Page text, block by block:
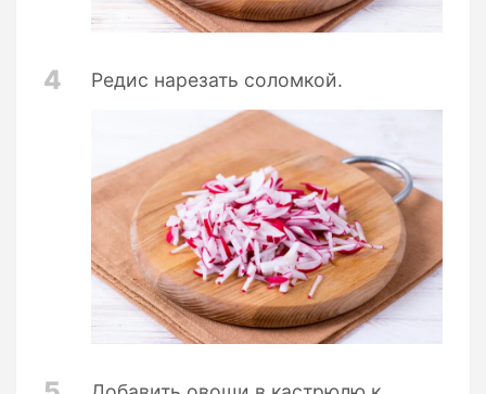
4 Редис нарезать соломкой.